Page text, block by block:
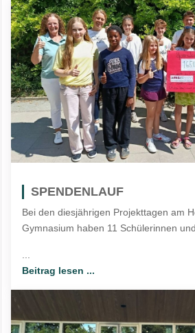
SPENDENLAUF
Bei den diesjährigen Projekttagen am
Gymnasium haben 11 Schülerinnen
Beitrag lesen ...